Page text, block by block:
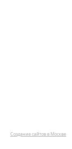
Создание сайтов в Москве